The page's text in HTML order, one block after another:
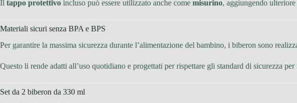
Il tappo protettivo incluso può essere utilizzato anche come misurino, aggiungendo
Materiali sicuri senza BPA e BPS
Per garantire la massima sicurezza durante l’alimentazione del bambino, i biberon sono
Questo li rende adatti all’uso quotidiano e progettati per rispettare gli standard di sicurezza
Set da 2 biberon da 330 ml